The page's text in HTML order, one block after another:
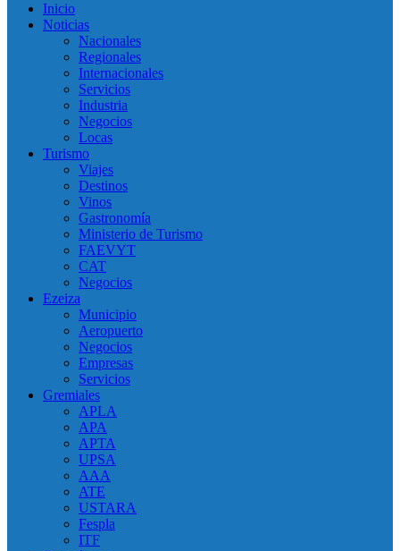
Inicio
Noticias
Nacionales
Regionales
Internacionales
Servicios
Industria
Negocios
Locas
Turismo
Viajes
Destinos
Vinos
Gastronomía
Ministerio de Turismo
FAEVYT
CAT
Negocios
Ezeiza
Municipio
Aeropuerto
Negocios
Empresas
Servicios
Gremiales
APLA
APA
APTA
UPSA
AAA
ATE
USTARA
Fespla
ITF